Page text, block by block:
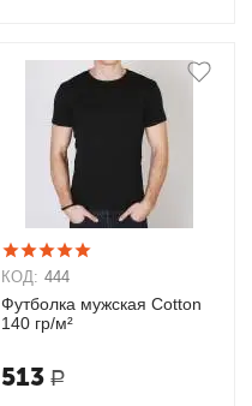
КОД: 444
Футболка мужская Cotton
140 гр/м²
513 Р